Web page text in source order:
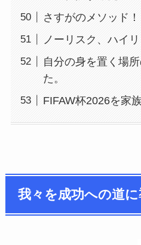
さすがのメソッド！
ノーリスク、ハイリ
自分の身を置く場
た。
FIFAW杯2026を家
我々を成功への道